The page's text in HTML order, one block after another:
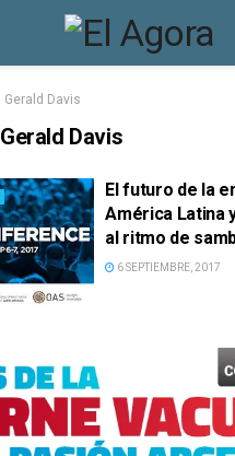
Gerald Davis
Gerald Davis
El futuro de la
América Latina
al ritmo de
6 SEPTIEMBRE, 2017